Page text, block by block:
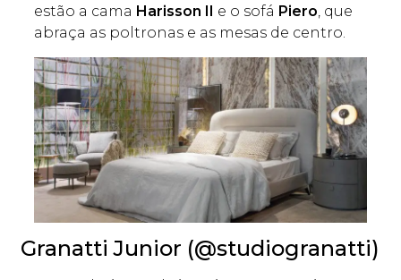
estão a cama Harisson II e o sofá Piero, que
abraça as poltronas e as mesas de centro.
Granatti Junior (@studiogranatti)